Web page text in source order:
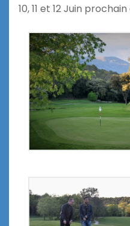
10, 11 et 12 Juin prochain